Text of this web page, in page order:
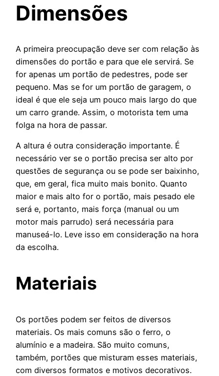
Dimensões
A primeira preocupação deve ser com relação às
dimensões do portão e para que ele servirá. Se
for apenas um portão de pedestres, pode ser
pequeno. Mas se for um portão de garagem, o
ideal é que ele seja um pouco mais largo do que
um carro grande. Assim, o motorista tem uma
folga na hora de passar.
A altura é outra consideração importante. É
necessário ver se o portão precisa ser alto por
questões de segurança ou se pode ser baixinho,
que, em geral, fica muito mais bonito. Quanto
maior e mais alto for o portão, mais pesado ele
será e, portanto, mais força (manual ou um
motor mais parrudo) será necessária para
manuseá-lo. Leve isso em consideração na hora
da escolha.
Materiais
Os portões podem ser feitos de diversos
materiais. Os mais comuns são o ferro, o
alumínio e a madeira. São muito comuns,
também, portões que misturam esses materiais,
com diversos formatos e motivos decorativos.